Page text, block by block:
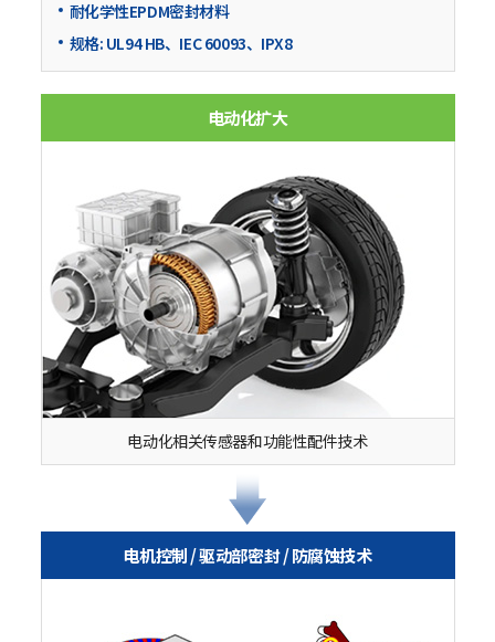
耐化学性EPDM密封材料
规格: UL94 HB、IEC 60093、IPX8
电动化扩大
电动化相关传感器和功能性配件技术
电机控制 / 驱动部密封 / 防腐蚀技术